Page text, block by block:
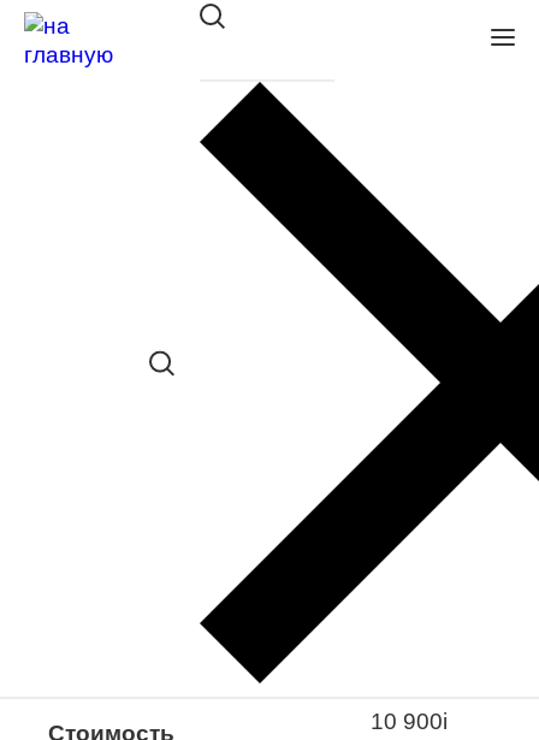
Оправа Bulget мет. 1720M C2
в наличии (До 5 шт.) *наличие товара в
конкретном салоне необходимо
Закажите понравившуюся модель
в ближайший салон “Оптик-Экспресс”.
*Доступно для Республики
Стоимость 10 900i
Сравнить товар